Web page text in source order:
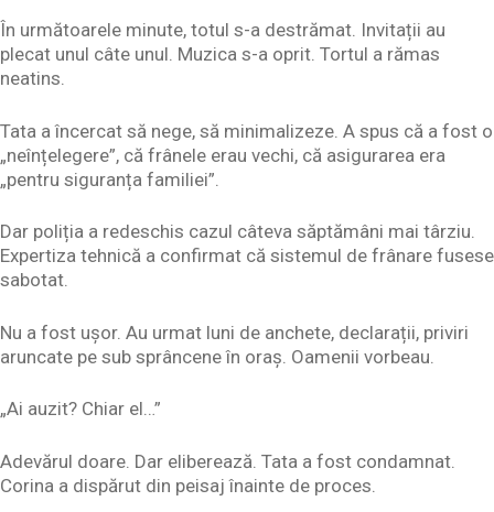
În următoarele minute, totul s-a destrămat. Invitații au
plecat unul câte unul. Muzica s-a oprit. Tortul a rămas
neatins.
Tata a încercat să nege, să minimalizeze. A spus că a fost o
„neînțelegere”, că frânele erau vechi, că asigurarea era
„pentru siguranța familiei”.
Dar poliția a redeschis cazul câteva săptămâni mai târziu.
Expertiza tehnică a confirmat că sistemul de frânare fusese
sabotat.
Nu a fost ușor. Au urmat luni de anchete, declarații, priviri
aruncate pe sub sprâncene în oraș. Oamenii vorbeau.
„Ai auzit? Chiar el…”
Adevărul doare. Dar eliberează. Tata a fost condamnat.
Corina a dispărut din peisaj înainte de proces.